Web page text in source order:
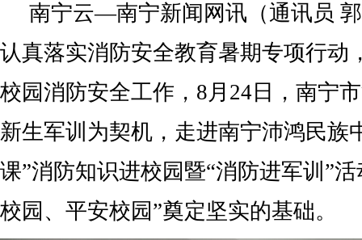
南宁云—南宁新闻网讯（通讯员
认真落实消防安全教育暑期专项行动
校园消防安全工作，8月24日，南宁
新生军训为契机，走进南宁沛鸿民族
课”消防知识进校园暨“消防进军训”
校园、平安校园”奠定坚实的基础。